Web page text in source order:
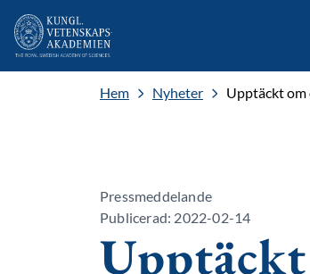
Hem Nyheter Upptäckt om
Pressmeddelande
Publicerad: 2022-02-14